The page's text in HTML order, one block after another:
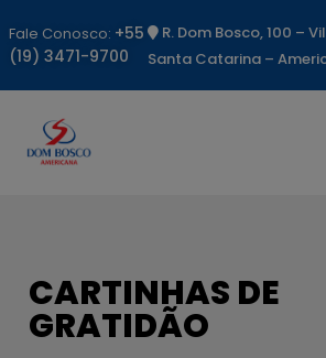
Fale Conosco: +55
(19) 3471-9700
R. Dom Bosco, 100 –
Santa Catarina –
CARTINHAS DE
GRATIDÃO